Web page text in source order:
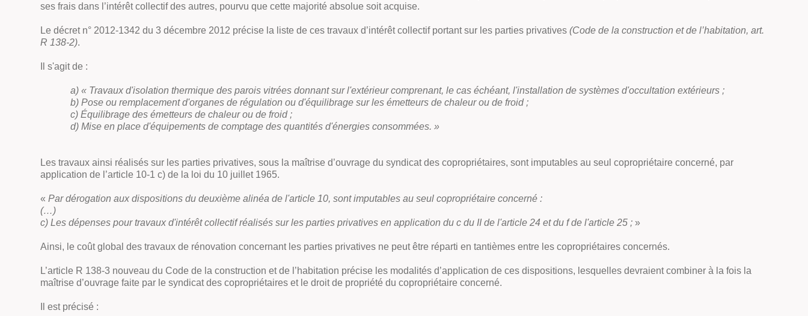
ses frais dans l’intérêt collectif des autres, pourvu que cette majorité absolue soit acquise.
Le décret n° 2012-1342 du 3 décembre 2012 précise la liste de ces travaux d’intérêt collectif portant sur les parties privatives(Code de la construction et de l’habitation, art.
R 138-2).
Il s'agit de :
a) « Travaux d'isolation thermique des parois vitrées donnant sur l'extérieur comprenant, le cas échéant, l'installation de systèmes d'occultation extérieurs ;
b) Pose ou remplacement d'organes de régulation ou d'équilibrage sur les émetteurs de chaleur ou de froid ;
c) Équilibrage des émetteurs de chaleur ou de froid ;
d) Mise en place d'équipements de comptage des quantités d'énergies consommées. »
Les travaux ainsi réalisés sur les parties privatives, sous la maîtrise d’ouvrage du syndicat des copropriétaires, sont imputables au seul copropriétaire concerné, par
application de l’article 10-1 c) de la loi du 10 juillet 1965.
« Par dérogation aux dispositions du deuxième alinéa de l'article 10, sont imputables au seul copropriétaire concerné :
(…)
c) Les dépenses pour travaux d'intérêt collectif réalisés sur les parties privatives en application du c du II de l'article 24 et du f de l'article 25 ; »
Ainsi, le coût global des travaux de rénovation concernant les parties privatives ne peut être réparti en tantièmes entre les copropriétaires concernés.
L’article R 138-3 nouveau du Code de la construction et de l’habitation précise les modalités d’application de ces dispositions, lesquelles devraient combiner à la fois la
maîtrise d’ouvrage faite par le syndicat des copropriétaires et le droit de propriété du copropriétaire concerné.
Il est précisé :